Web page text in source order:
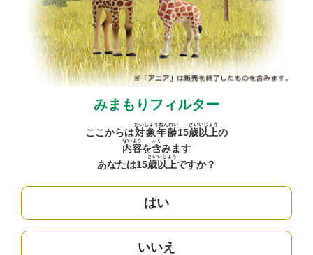
みまもりフィルター
ここからは対象年齢
たいしょうねんれい
15歳
さい
以上
いじょう
の
内容
ないよう
を含
ふく
みます
あなたは15歳
さい
以上
いじょう
ですか？
はい
いいえ